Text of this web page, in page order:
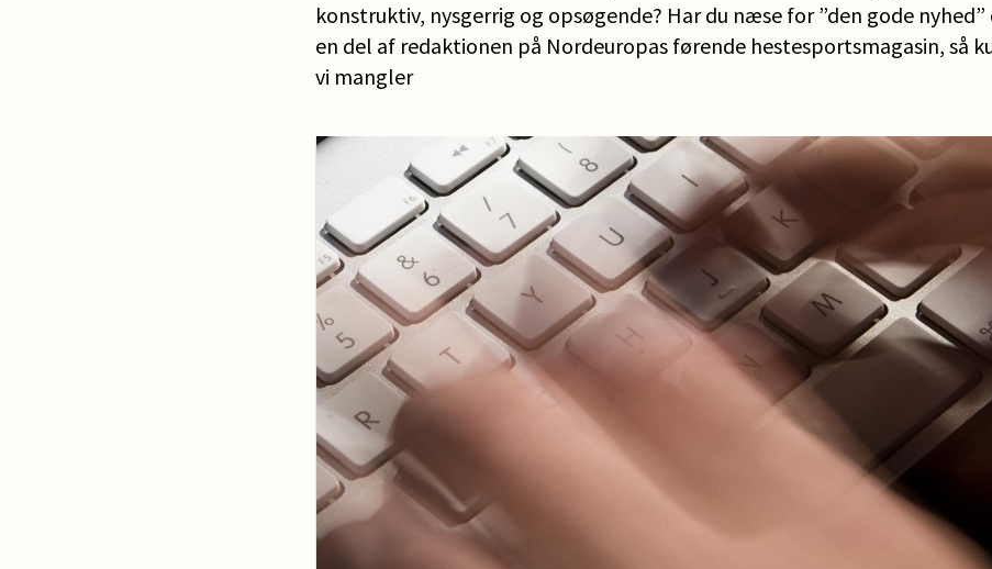
konstruktiv, nysgerrig og opsøgende? Har du næse for ”den gode
en del af redaktionen på Nordeuropas førende hestesportsmagasin, så
vi mangler